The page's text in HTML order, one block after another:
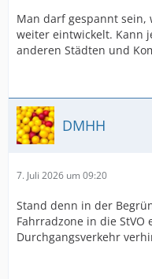
Man darf gespannt sein,
weiter eintwickelt. Kann
anderen Städten und
DMHH
7. Juli 2026 um 09:20
Stand denn in der
Fahrradzone in die StVO
Durchgangsverkehr